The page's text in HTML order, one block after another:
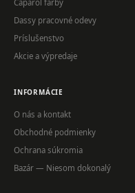
Caparol farby
Dassy pracovné odevy
Príslušenstvo
Akcie a výpredaje
INFORMÁCIE
O nás a kontakt
Obchodné podmienky
Ochrana súkromia
Bazár — Niesom dokonalý